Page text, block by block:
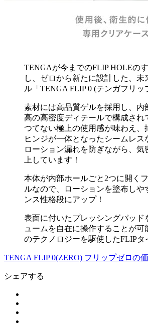
TENGAが今までのFLIP HOLEの
し、ゼロから新たに設計した、未
ル「TENGA FLIP 0 (テンガフリッ
素材には高品質ゲルを採用し、内
高の高密度ディテールで構成され
つてない極上の使用感が味わえ、
ヒンジが一体となったシームレス
ローション漏れを防ぎながら、気
上しています！
本体が内部ホールごと2つに開く
ルなので、ローションを塗布しや
ンス性格段にアップ！
表面に付いたプレッシングパッド
ュームを自在に操作することが可
のテクノロジーを駆使したFLIPタ
TENGA FLIP 0(ZERO) フリップゼロの
シェアする